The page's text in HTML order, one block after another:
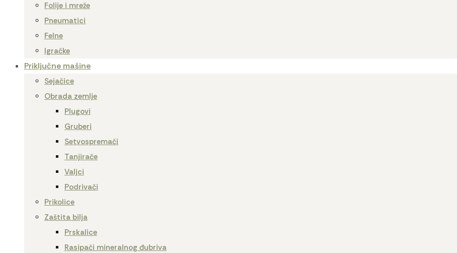
Folije i mreže
Pneumatici
Felne
Igračke
Priključne mašine
Sejačice
Obrada zemlje
Plugovi
Gruberi
Setvospremači
Tanjirače
Valjci
Podrivači
Prikolice
Zaštita bilja
Prskalice
Rasipači mineralnog đubriva